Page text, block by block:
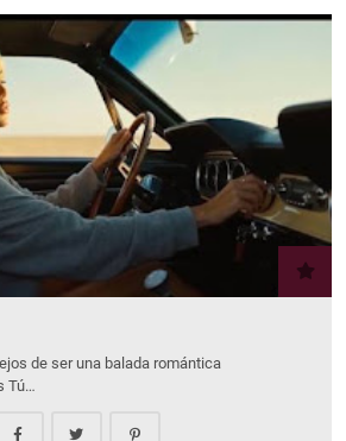
de ser una balada romántica
Tú…